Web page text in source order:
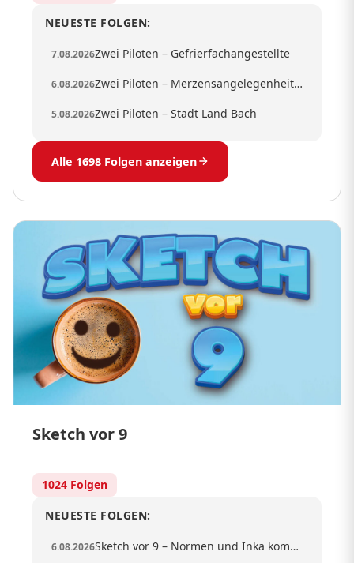
NEUESTE FOLGEN:
7.08.2026Zwei Piloten – Gefrierfachangestellte
6.08.2026 Zwei Piloten – Merzensangelegenheiten
5.08.2026Zwei Piloten – Stadt Land Bach
Alle 1698 Folgen anzeigen
Sketch vor 9
1024 Folgen
NEUESTE FOLGEN:
6.08.2026 Sketch vor 9 – Normen und Inka kommen an einer Bushaltestelle vorbei